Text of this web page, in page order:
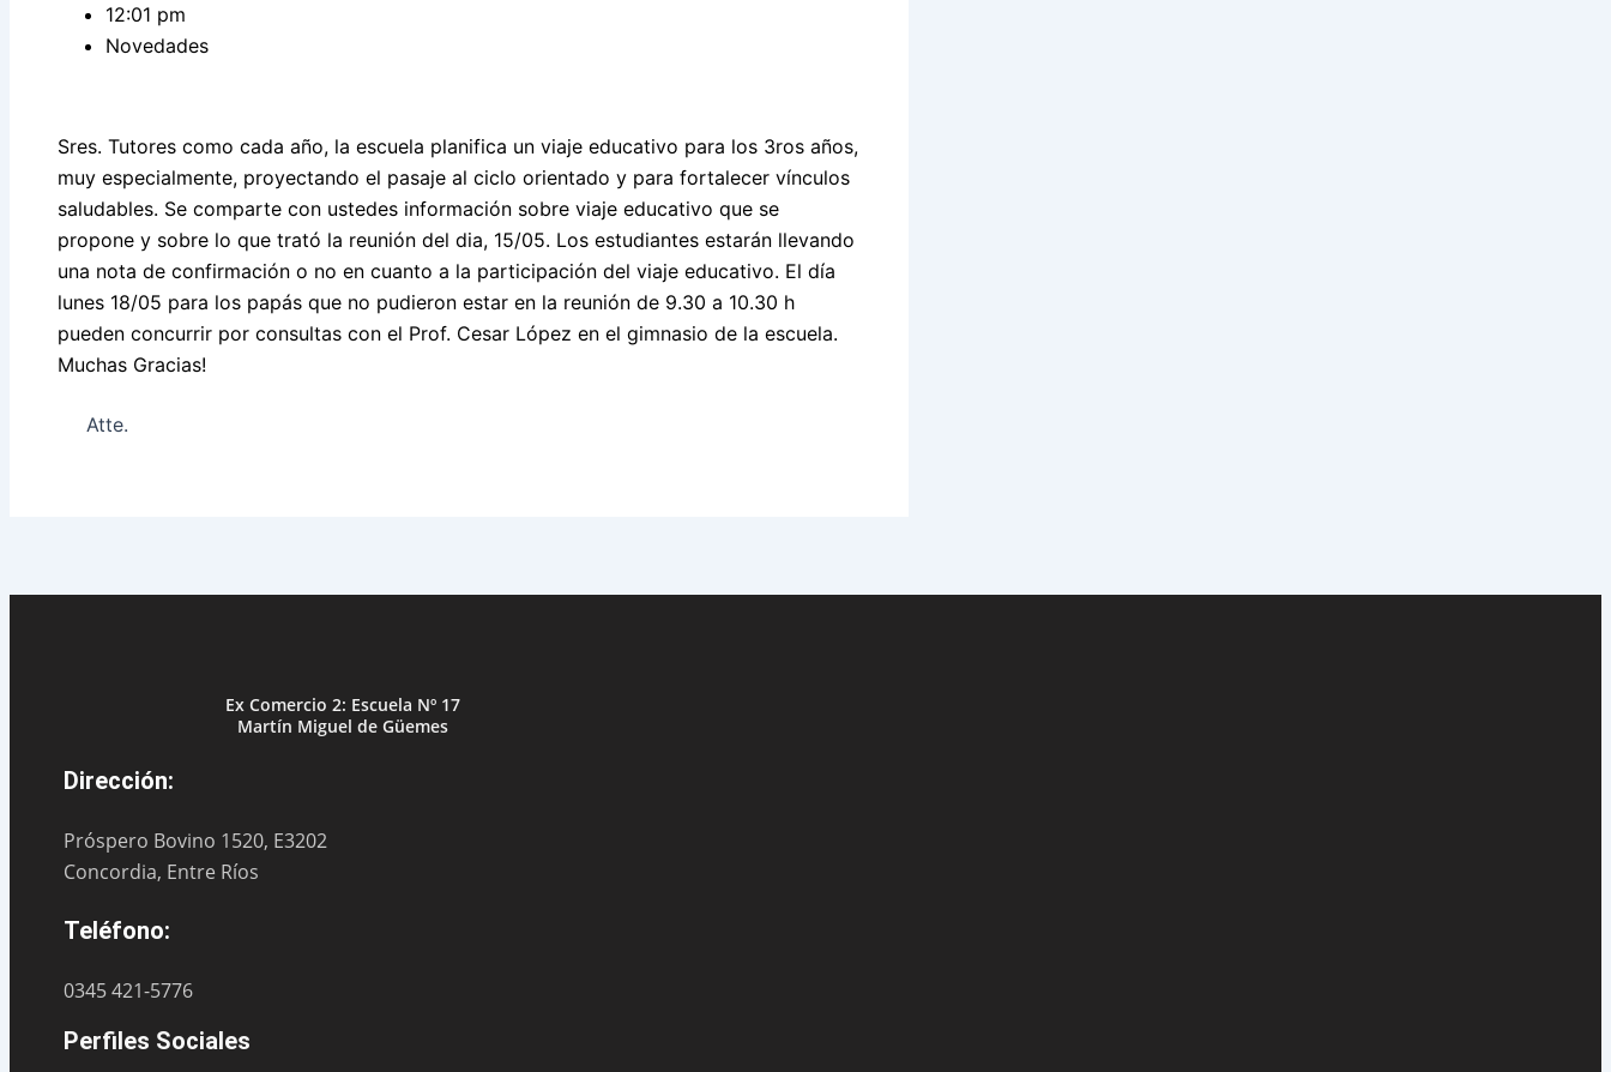
12:01 pm
Novedades
Sres. Tutores como cada año, la escuela planifica un viaje educativo para los 3ros años,
muy especialmente, proyectando el pasaje al ciclo orientado y para fortalecer vínculos
saludables. Se comparte con ustedes información sobre viaje educativo que se
propone y sobre lo que trató la reunión del dia, 15/05. Los estudiantes estarán llevando
una nota de confirmación o no en cuanto a la participación del viaje educativo. El día
lunes 18/05 para los papás que no pudieron estar en la reunión de 9.30 a 10.30 h
pueden concurrir por consultas con el Prof. Cesar López en el gimnasio de la escuela.
Muchas Gracias!
Atte.
Ex Comercio 2: Escuela Nº 17
Martín Miguel de Güemes
Dirección:
Próspero Bovino 1520, E3202
Concordia, Entre Ríos
Teléfono:
0345 421-5776
Perfiles Sociales